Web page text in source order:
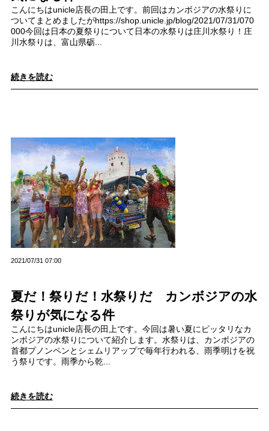
こんにちはunicle店長の田上です。前回はカンボジアの水祭りに
ついてまとめましたがhttps://shop.unicle.jp/blog/2021/07/31/070
000今回は日本の夏祭りについて日本の水祭りは庄川水祭り！庄
川水祭りは、富山県砺...
続きを読む
夏だ！祭りだ！水祭りだ カンボジアの水
祭りが気になる件
2021/07/31 07:00
こんにちはunicle店長の田上です。今回は暑い夏にピッタリなカ
ンボジアの水祭りについて紹介します。水祭りは、カンボジアの
首都プノンペンとシェムリアップで毎年行われる、雨季明けを祝
う祭りです。雨季から乾...
続きを読む